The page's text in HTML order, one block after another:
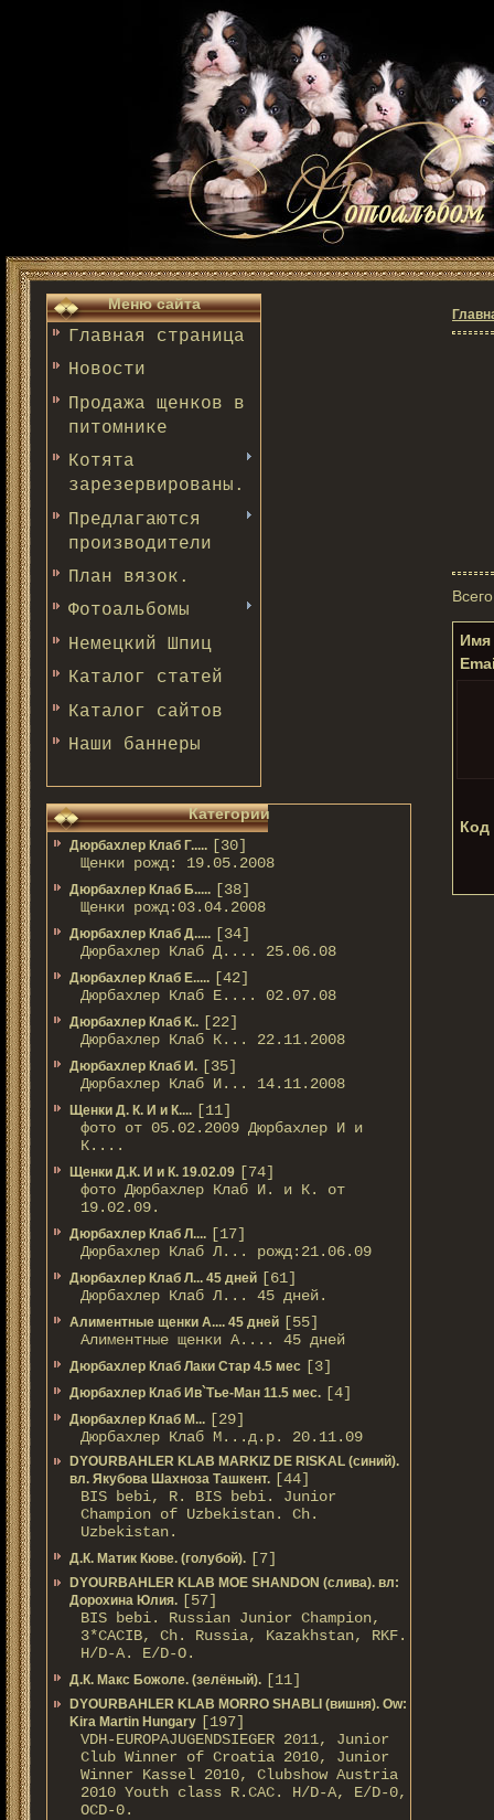
Меню сайта
Главная страница
Новости
Продажа щенков в
питомнике
Котята
зарезервированы.
Предлагаются
производители
План вязок.
Фотоальбомы
Немецкий Шпиц
Каталог статей
Каталог сайтов
Наши баннеры
Категории
Дюрбахлер Клаб Г..... [30]
Щенки рожд: 19.05.2008
Дюрбахлер Клаб Б..... [38]
Щенки рожд:03.04.2008
Дюрбахлер Клаб Д..... [34]
Дюрбахлер Клаб Д.... 25.06.08
Дюрбахлер Клаб Е..... [42]
Дюрбахлер Клаб Е.... 02.07.08
Дюрбахлер Клаб К.. [22]
Дюрбахлер Клаб К... 22.11.2008
Дюрбахлер Клаб И. [35]
Дюрбахлер Клаб И... 14.11.2008
Щенки Д. К. И и К.... [11]
фото от 05.02.2009 Дюрбахлер И и
К....
Щенки Д.К. И и К. 19.02.09 [74]
фото Дюрбахлер Клаб И. и К. от
19.02.09.
Дюрбахлер Клаб Л.... [17]
Дюрбахлер Клаб Л... рожд:21.06.09
Дюрбахлер Клаб Л... 45 дней [61]
Дюрбахлер Клаб Л... 45 дней.
Алиментные щенки А.... 45 дней [55]
Алиментные щенки А.... 45 дней
Дюрбахлер Клаб Лаки Стар 4.5 мес [3]
Дюрбахлер Клаб Ив`Тье-Ман 11.5 мес. [4]
Дюрбахлер Клаб М... [29]
Дюрбахлер Клаб М...д.р. 20.11.09
DYOURBAHLER KLAB MARKIZ DE RISKAL (синий).
вл. Якубова Шахноза Ташкент. [44]
BIS bebi, R. BIS bebi. Junior
Champion of Uzbekistan. Ch.
Uzbekistan.
Д.К. Матик Кюве. (голубой). [7]
DYOURBAHLER KLAB MOE SHANDON (слива). вл:
Дорохина Юлия. [57]
BIS bebi. Russian Junior Champion,
3*САСIB, Ch. Russia, Kazakhstan, RKF.
Н/D-A. E/D-O.
Д.К. Макс Божоле. (зелёный). [11]
DYOURBAHLER KLAB MORRO SHABLI (вишня). Ow:
Kira Martin Hungary [197]
VDH-EUROPAJUGENDSIEGER 2011, Junior
Club Winner of Croatia 2010, Junior
Winner Kassel 2010, Clubshow Austria
2010 Youth class R.CAC. Н/D-A, E/D-0,
OCD-0.
Имя
Код